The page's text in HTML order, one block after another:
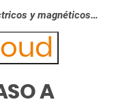
y magnéticos…
A